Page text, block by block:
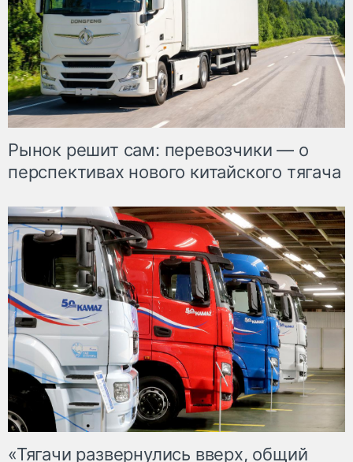
Рынок решит сам: перевозчики — о
перспективах нового китайского тягача
«Тягачи развернулись вверх, общий